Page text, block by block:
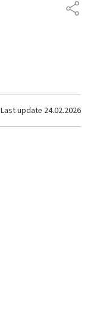
SHARE
Last update 24.02.2026